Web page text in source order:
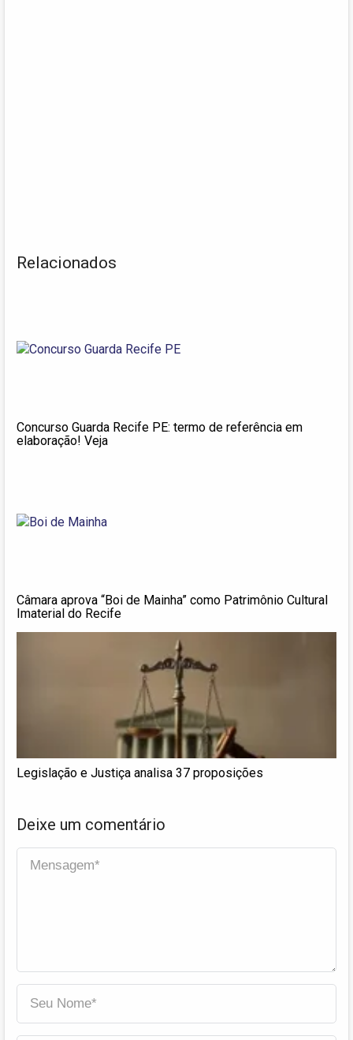
Relacionados
Concurso Guarda Recife PE: termo de referência em
elaboração! Veja
Câmara aprova “Boi de Mainha” como Patrimônio Cultural
Imaterial do Recife
Legislação e Justiça analisa 37 proposições
Deixe um comentário